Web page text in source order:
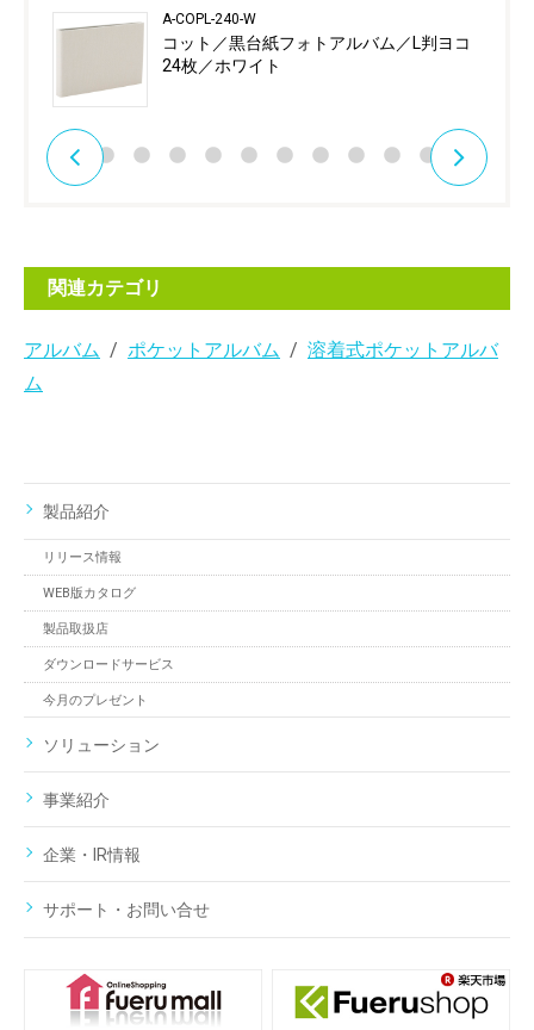
A-COPL-240-W
コット／黒台紙フォトアルバム／L判ヨコ
24枚／ホワイト
関連カテゴリ
アルバム ポケットアルバム
溶着式ポケットアルバ
ム
製品紹介
リリース情報
WEB版カタログ
製品取扱店
ダウンロードサービス
今月のプレゼント
ソリューション
事業紹介
企業・IR情報
サポート・お問い合せ